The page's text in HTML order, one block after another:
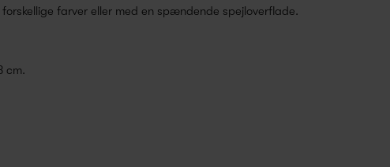
farver eller med en spændende spejloverflade.
cm.